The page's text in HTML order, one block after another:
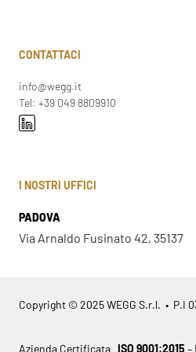
CONTATTACI
info@wegg.it
Tel: +39 049 8809910
I NOSTRI UFFICI
PADOVA
Via Arnaldo Fusinato 42, 35137
Copyright © 2025 WEGG S.r.l. • P.I
Azienda Certificata ISO 9001:2015 –